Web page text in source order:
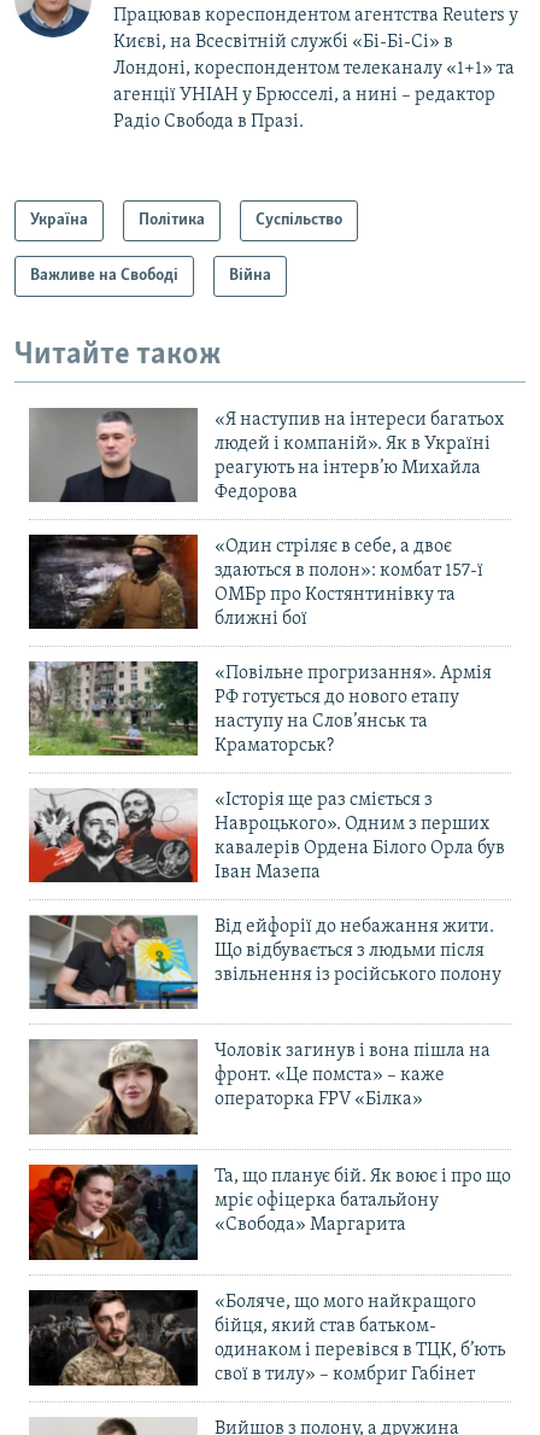
Працював кореспондентом агентства Reuters у
Києві, на Всесвітній службі «Бі-Бі-Сі» в
Лондоні, кореспондентом телеканалу «1+1» та
агенції УНІАН у Брюсселі, а нині – редактор
Радіо Свобода в Празі.
Україна Політика Суспільство
Важливе на Свободі Війна
Читайте також
«Я наступив на інтереси багатьох
людей і компаній». Як в Україні
реагують на інтерв’ю Михайла
Федорова
«Один стріляє в себе, а двоє
здаються в полон»: комбат 157-ї
ОМБр про Костянтинівку та
ближні бої
«Повільне прогризання». Армія
РФ готується до нового етапу
наступу на Слов’янськ та
Краматорськ?
«Історія ще раз сміється з
Навроцького». Одним з перших
кавалерів Ордена Білого Орла був
Іван Мазепа
Від ейфорії до небажання жити.
Що відбувається з людьми після
звільнення із російського полону
Чоловік загинув і вона пішла на
фронт. «Це помста» – каже
операторка FPV «Білка»
Та, що планує бій. Як воює і про що
мріє офіцерка батальйону
«Свобода» Маргарита
«Боляче, що мого найкращого
бійця, який став батьком-
одинаком і перевівся в ТЦК, б’ють
свої в тилу» – комбриг Габінет
Вийшов з полону, а дружина